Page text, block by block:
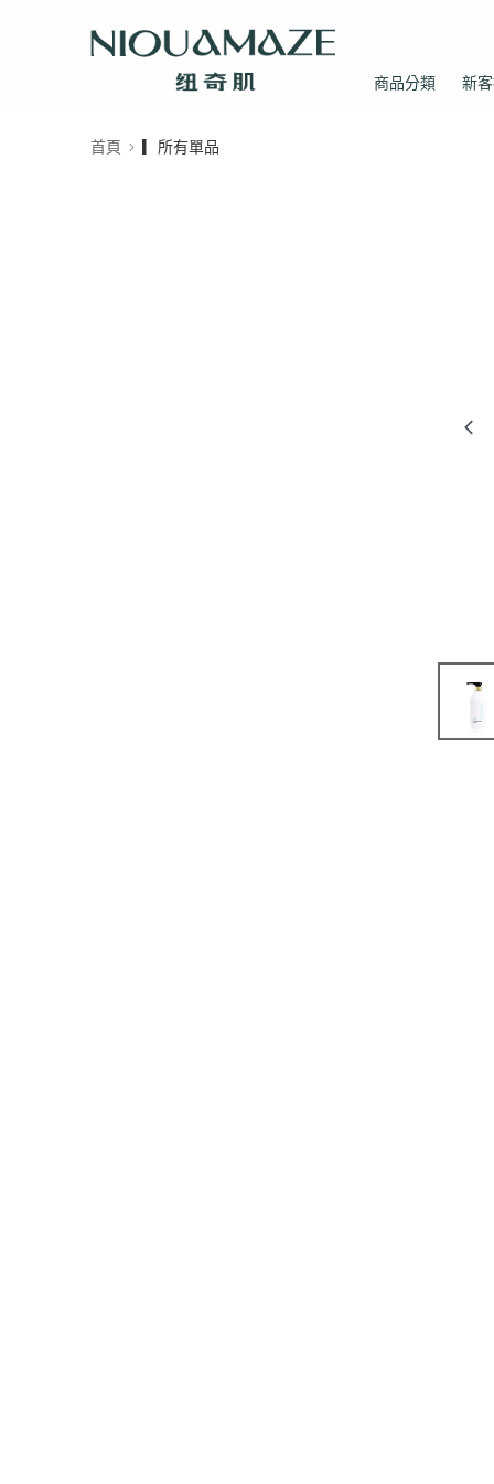
商品分類 新
首頁 ▎所有單品